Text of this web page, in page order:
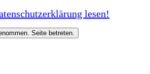
lesen!
Seite betreten.